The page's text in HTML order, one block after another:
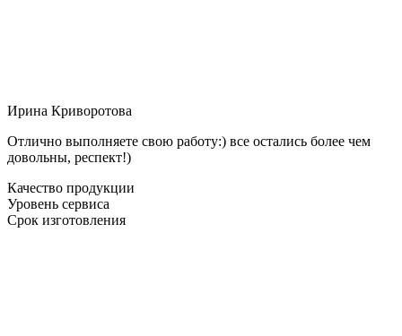
Ирина Криворотова
Отлично выполняете свою работу:) все остались более чем
довольны, респект!)
Качество продукции
Уровень сервиса
Срок изготовления